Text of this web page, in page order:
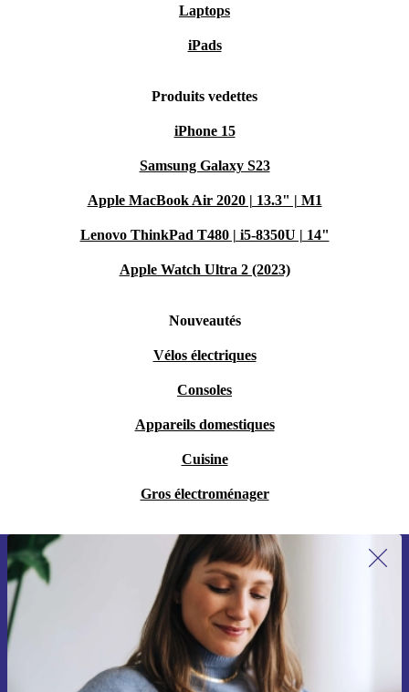
Laptops
iPads
Produits vedettes
iPhone 15
Samsung Galaxy S23
Apple MacBook Air 2020 | 13.3" | M1
Lenovo ThinkPad T480 | i5-8350U | 14"
Apple Watch Ultra 2 (2023)
Nouveautés
Vélos électriques
Consoles
Appareils domestiques
Cuisine
Gros électroménager
Recevoir offres et infos de refurbed
par mail
Ne manquez plus aucune offre.